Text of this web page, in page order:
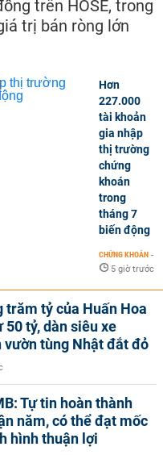
trên HOSE, trong
trị bán ròng lớn
Hơn
227.000
tài khoản
gia nhập
thị trường
chứng
khoán
trong
tháng 7
biến động
CHỨNG KHOÁN -
5 giờ trước
trăm tỷ của Huấn Hoa
50 tỷ, dàn siêu xe
vườn tùng Nhật đắt đỏ
Tự tin hoàn thành
năm, có thể đạt mốc
hình thuận lợi